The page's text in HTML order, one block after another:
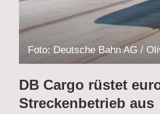
Foto: Deutsche Bahn AG /
DB Cargo rüstet
Streckenbetrieb aus